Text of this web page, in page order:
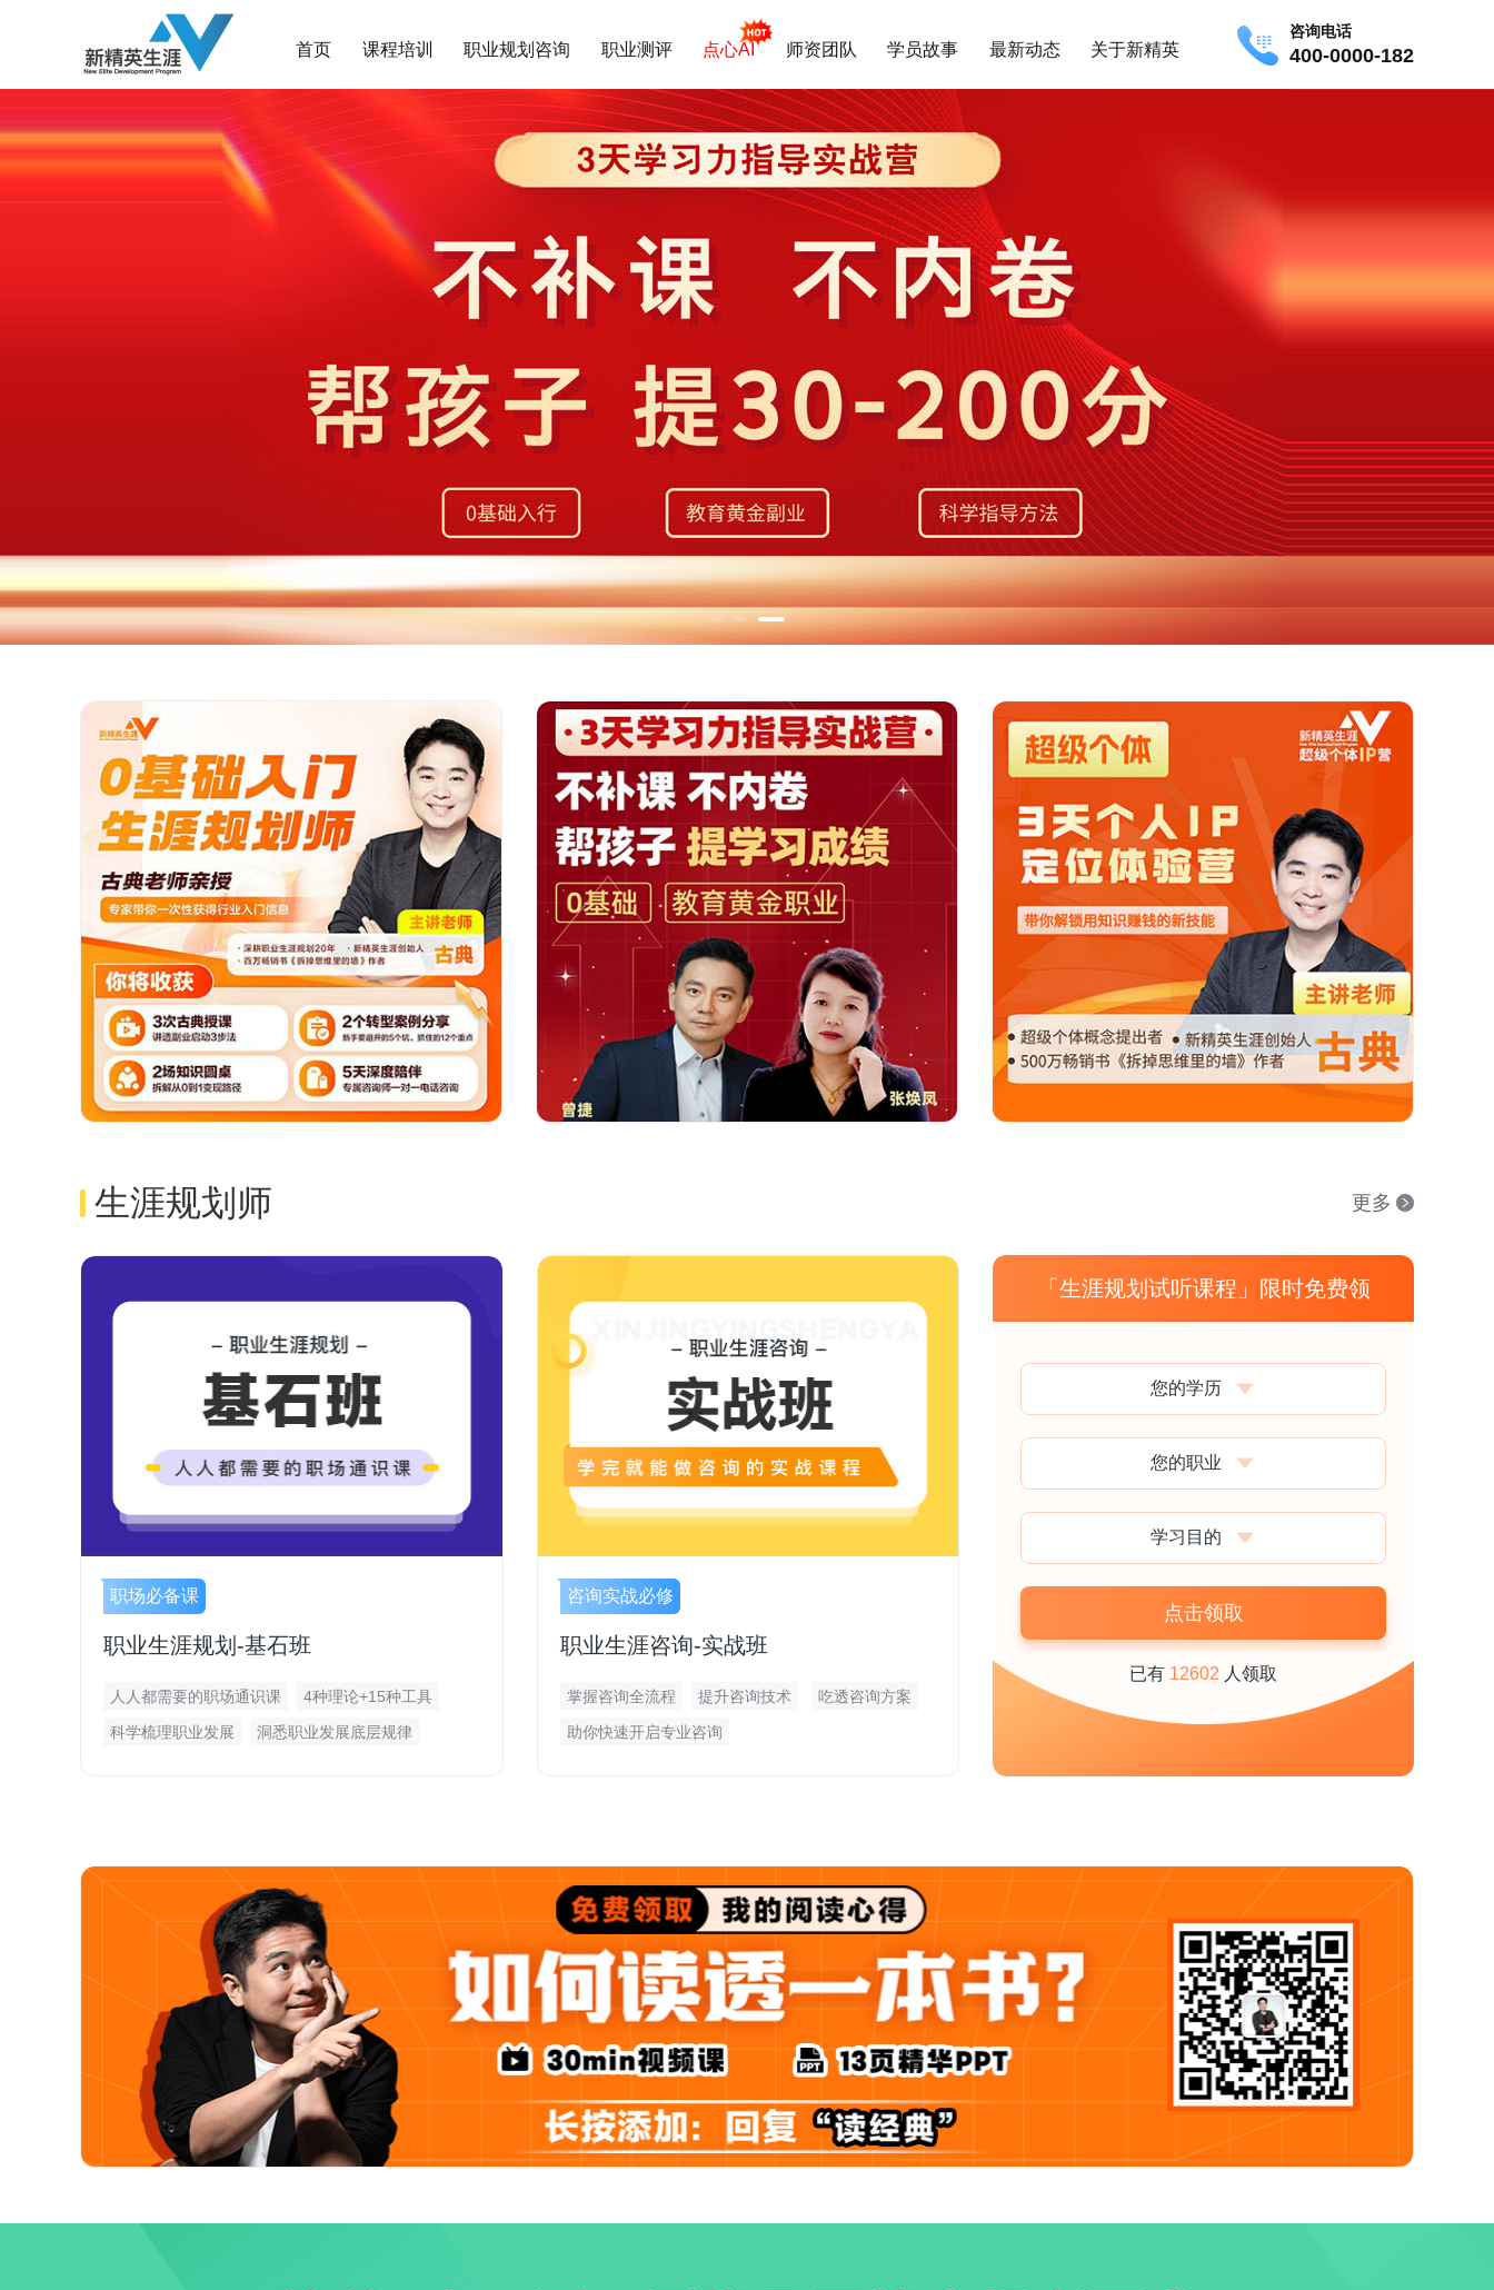
首页 课程培训 职业规划咨询 职业测评 点心AI 师资团队 学员故事 最新动态 关于新精英
咨询电话
400-0000-182
生涯规划师 更多
职场必备课
职业生涯规划-基石班
人人都需要的职场通识课
4种理论+15种工具
科学梳理职业发展
洞悉职业发展底层规律
咨询实战必修
职业生涯咨询-实战班
掌握咨询全流程 提升咨询技术
吃透咨询方案
助你快速开启专业咨询
「生涯规划试听课程」限时免费领
您的学历
您的职业
学习目的
点击领取
已有 12602 人领取